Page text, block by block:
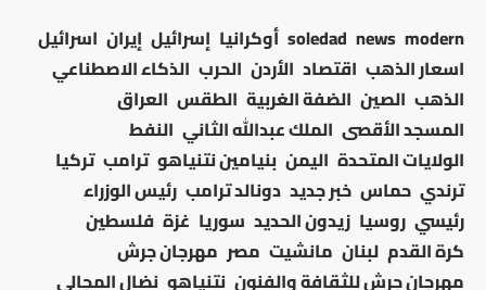
modern
news
soledad أوكرانيا إسرائيل إيران اسرائيل
اسعار الذهب اقتصاد الأردن الحرب الذكاء الاصطناعي
الذهب الصين الضفة الغربية الطقس العراق
المسجد الأقصى الملك عبدالله الثاني النفط
الولايات المتحدة اليمن بنيامين نتنياهو ترامب تركيا
ترندي حماس خبر جديد دونالد ترامب رئيس الوزراء
رئيسي روسيا زيدون الحديد سوريا غزة فلسطين
كرة القدم لبنان مانشيت مصر مهرجان جرش
مهرجان جرش للثقافة والفنون نتنياهو نضال المجالي